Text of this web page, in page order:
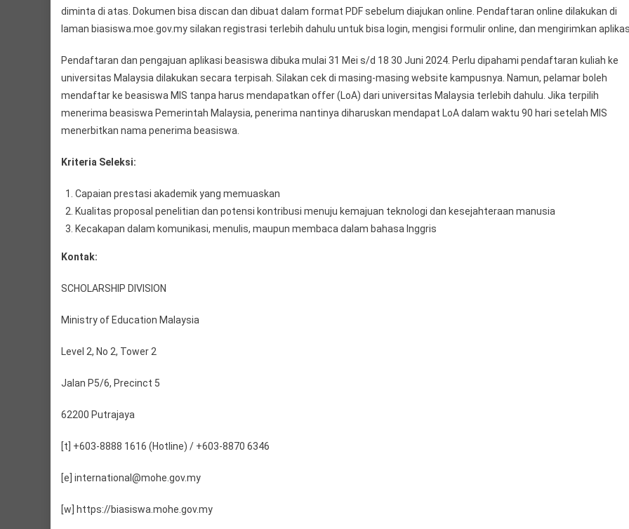
diminta di atas. Dokumen bisa discan dan dibuat dalam format PDF sebelum diajukan online. Pendaftaran online dilakukan di
laman biasiswa.moe.gov.my silakan registrasi terlebih dahulu untuk bisa login, mengisi formulir online, dan mengirimkan
Pendaftaran dan pengajuan aplikasi beasiswa dibuka mulai 31 Mei s/d 18 30 Juni 2024. Perlu dipahami pendaftaran kuliah ke
universitas Malaysia dilakukan secara terpisah. Silakan cek di masing-masing website kampusnya. Namun, pelamar boleh
mendaftar ke beasiswa MIS tanpa harus mendapatkan offer (LoA) dari universitas Malaysia terlebih dahulu. Jika terpilih
menerima beasiswa Pemerintah Malaysia, penerima nantinya diharuskan mendapat LoA dalam waktu 90 hari setelah MIS
menerbitkan nama penerima beasiswa.
Kriteria Seleksi:
Capaian prestasi akademik yang memuaskan
Kualitas proposal penelitian dan potensi kontribusi menuju kemajuan teknologi dan kesejahteraan manusia
Kecakapan dalam komunikasi, menulis, maupun membaca dalam bahasa Inggris
Kontak:
SCHOLARSHIP DIVISION
Ministry of Education Malaysia
Level 2, No 2, Tower 2
Jalan P5/6, Precinct 5
62200 Putrajaya
[t] +603-8888 1616 (Hotline) / +603-8870 6346
[e] international@mohe.gov.my
[w] https://biasiswa.mohe.gov.my